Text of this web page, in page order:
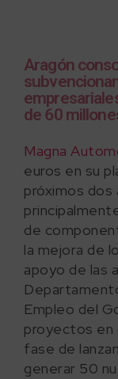
Aragón
de 60
Magna
euros en su
próximos dos
de
la mejora de
apoyo de las
Empleo del
proyectos en
fase de
generar 50